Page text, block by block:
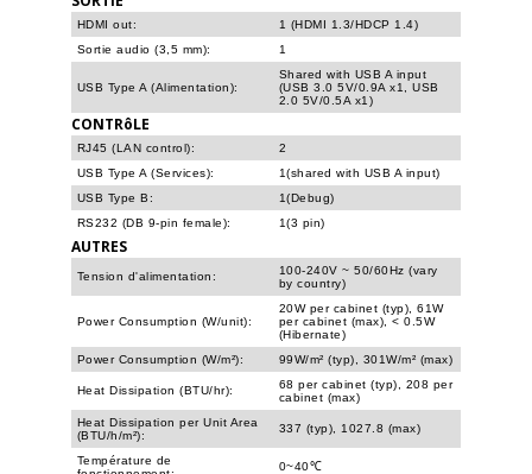
HDMI out:
1 (HDMI 1.3/HDCP 1.4)
Sortie audio (3,5 mm):
1
USB Type A (Alimentation):
Shared with USB A input
(USB 3.0 5V/0.9A x1, USB
2.0 5V/0.5A x1)
CONTRôLE
RJ45 (LAN control):
2
USB Type A (Services):
1(shared with USB A input)
USB Type B:
1(Debug)
RS232 (DB 9-pin female):
1(3 pin)
AUTRES
Tension d'alimentation:
100-240V ~ 50/60Hz (vary
by country)
Power Consumption (W/unit):
20W per cabinet (typ), 61W
per cabinet (max), < 0.5W
(Hibernate)
Power Consumption (W/m²):
99W/m² (typ), 301W/m² (max)
Heat Dissipation (BTU/hr):
68 per cabinet (typ), 208 per
cabinet (max)
Heat Dissipation per Unit Area
(BTU/h/m²):
337 (typ), 1027.8 (max)
Température de
0~40℃